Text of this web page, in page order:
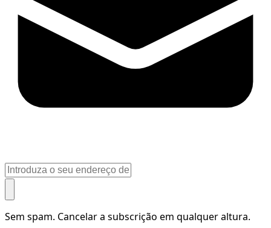
Sem spam. Cancelar a subscrição em qualquer altura.